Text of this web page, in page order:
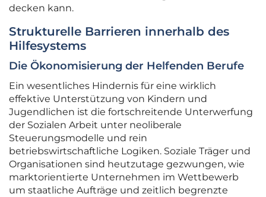
decken kann.
Strukturelle Barrieren innerhalb des
Hilfesystems
Die Ökonomisierung der Helfenden Berufe
Ein wesentliches Hindernis für eine wirklich
effektive Unterstützung von Kindern und
Jugendlichen ist die fortschreitende Unterwerfung
der Sozialen Arbeit unter neoliberale
Steuerungsmodelle und rein
betriebswirtschaftliche Logiken. Soziale Träger und
Organisationen sind heutzutage gezwungen, wie
marktorientierte Unternehmen im Wettbewerb
um staatliche Aufträge und zeitlich begrenzte